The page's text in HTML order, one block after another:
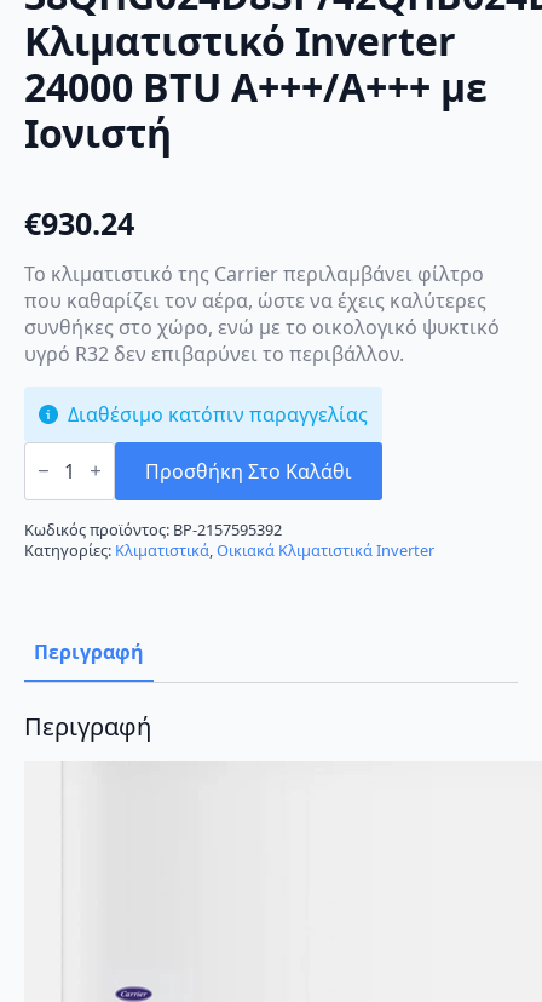
Κλιματιστικό Inverter
24000 BTU A+++/A+++ με
Ιονιστή
€930.24
Το κλιματιστικό της Carrier περιλαμβάνει φίλτρο
που καθαρίζει τον αέρα, ώστε να έχεις καλύτερες
συνθήκες στο χώρο, ενώ με το οικολογικό ψυκτικό
υγρό R32 δεν επιβαρύνει το περιβάλλον.
Διαθέσιμο κατόπιν παραγγελίας
Carrier
Sensation
38QHG024D8SP/42QHB024D8SP
Κλιματιστικό
Inverter
24000
BTU
ποσότητα
Προσθήκη Στο Καλάθι
Κωδικός προϊόντος: BP-2157595392
Κατηγορίες: Κλιματιστικά,Οικιακά Κλιματιστικά Inverter
Περιγραφή
Περιγραφή